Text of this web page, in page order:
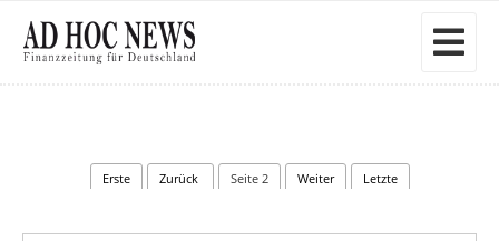
Erste Zurück Seite 2 Weiter Letzte